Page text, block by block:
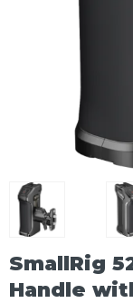
SmallRig
Handle